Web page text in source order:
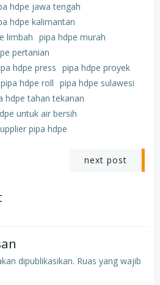
hdpe jawa tengah
hdpe kalimantan
limbah pipa hdpe murah
pertanian
hdpe press pipa hdpe proyek
pipa hdpe roll pipa hdpe sulawesi
hdpe tahan tekanan
untuk air bersih
pipa hdpe
next post
dipublikasikan. Ruas yang wajib